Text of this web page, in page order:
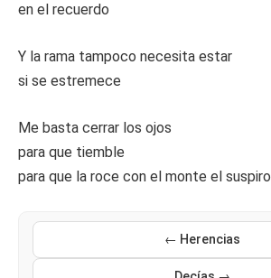
en el recuerdo
Y la rama tampoco necesita estar
si se estremece
Me basta cerrar los ojos
para que tiemble
para que la roce con el monte el suspiro
← Herencias